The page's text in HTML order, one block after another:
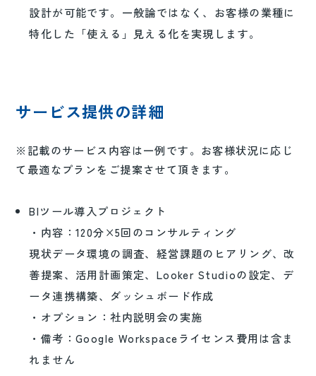
設計が可能です。一般論ではなく、お客様の業種に
特化した「使える」見える化を実現します。
サービス提供の詳細
※記載のサービス内容は一例です。お客様状況に応じ
て最適なプランをご提案させて頂きます。
BIツール導入プロジェクト
・内容：120分×5回のコンサルティング
現状データ環境の調査、経営課題のヒアリング、改
善提案、活用計画策定、Looker Studioの設定、デ
ータ連携構築、ダッシュボード作成
・オプション：社内説明会の実施
・備考：Google Workspaceライセンス費用は含ま
れません